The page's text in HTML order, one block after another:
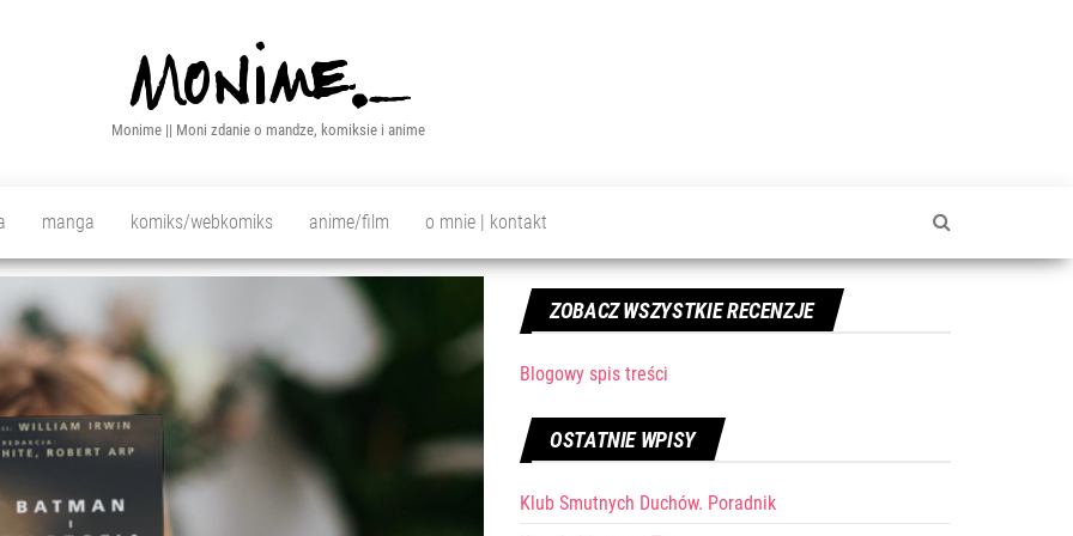
Monime || Moni zdanie o mandze, komiksie i anime
manga komiks/webkomiks anime/film o mnie | kontakt
ZOBACZ WSZYSTKIE RECENZJE
Blogowy spis treści
OSTATNIE WPISY
Klub Smutnych Duchów. Poradnik